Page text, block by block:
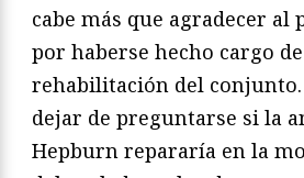
cabe más que agradecer al
por haberse hecho cargo
rehabilitación del conjunto.
dejar de preguntarse si la
Hepburn repararía en la